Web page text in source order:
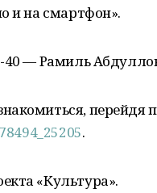
и на смартфон».
40 — Рамиль
перейдя
.
«Культура».